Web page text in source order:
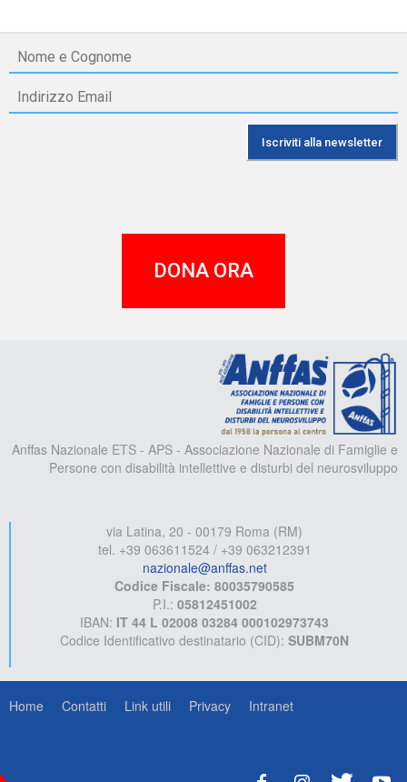
DONA ORA
Anffas Nazionale ETS - APS - Associazione Nazionale di Famiglie e
Persone con disabilità intellettive e disturbi del neurosviluppo
via Latina, 20 - 00179 Roma (RM)
tel. +39 063611524 / +39 063212391
nazionale@anffas.net
Codice Fiscale: 80035790585
P.I.: 05812451002
IBAN: IT 44 L 02008 03284 000102973743
Codice Identificativo destinatario (CID): SUBM70N
Home Contatti Link utili Privacy Intranet